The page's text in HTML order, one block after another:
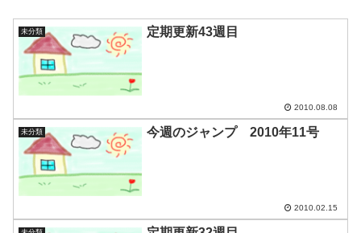
未分類 定期更新43週目
2010.08.08
未分類 今週のジャンプ 2010年11号
2010.02.15